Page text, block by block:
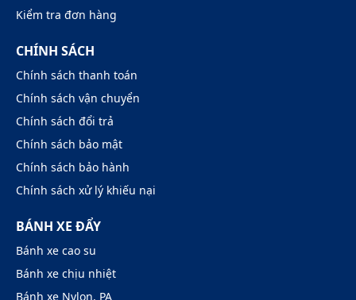
Kiểm tra đơn hàng
CHÍNH SÁCH
Chính sách thanh toán
Chính sách vận chuyển
Chính sách đổi trả
Chính sách bảo mật
Chính sách bảo hành
Chính sách xử lý khiếu nại
BÁNH XE ĐẨY
Bánh xe cao su
Bánh xe chịu nhiệt
Bánh xe Nylon, PA